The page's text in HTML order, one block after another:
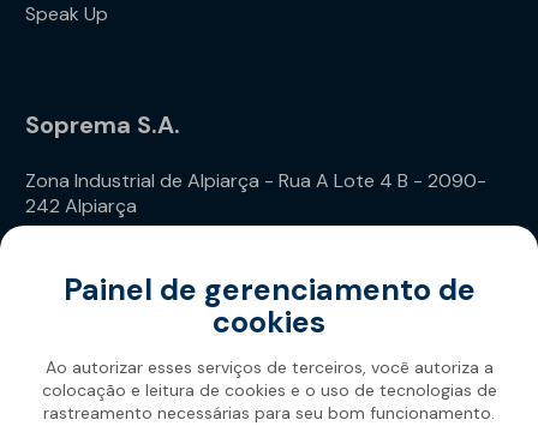
Speak Up
Soprema S.A.
Zona Industrial de Alpiarça - Rua A Lote 4 B - 2090-
242 Alpiarça
Painel de gerenciamento de
cookies
Ao autorizar esses serviços de terceiros, você autoriza a
colocação e leitura de cookies e o uso de tecnologias de
rastreamento necessárias para seu bom funcionamento.